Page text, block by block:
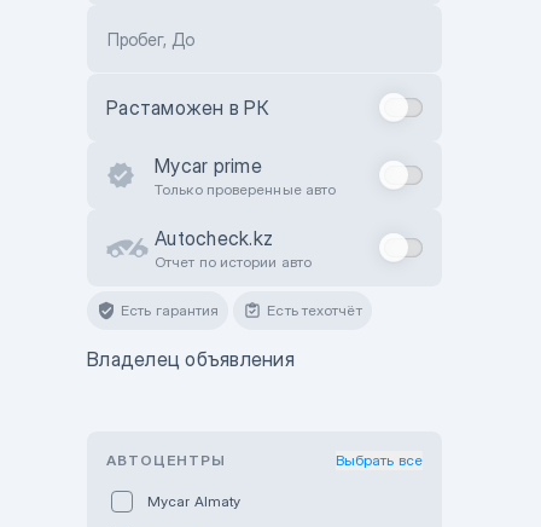
Пробег, До
Растаможен в РК
Mycar prime
Только проверенные авто
Autocheck.kz
Отчет по истории авто
Есть гарантия Есть техотчёт
Владелец объявления
АВТОЦЕНТРЫ Выбрать все
Mycar Almaty